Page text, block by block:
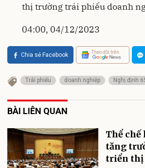
thị trường trái phiếu doanh
04:00, 04/12/2023
Chia sẻ Facebook Theo dõi trên
Trái phiếu doanh nghiệp Nghị định
BÀI LIÊN QUAN
Thể chế
tăng
triển thị